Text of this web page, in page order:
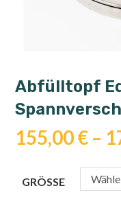
Abfülltopf
155,00€ –
GRÖSSE